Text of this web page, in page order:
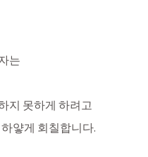
는
지 못하게 하려고
얗게 회칠합니다.